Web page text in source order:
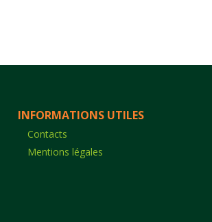
INFORMATIONS UTILES
Contacts
Mentions légales